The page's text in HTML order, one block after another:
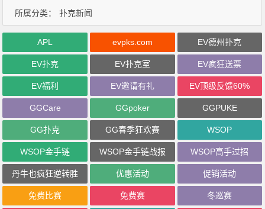
所属分类： 扑克新闻
APL evpks.com EV德州扑克
EV扑克 EV扑克室 EV疯狂送票
EV福利 EV邀请有礼 EV顶级反馈60%
GGCare GGpoker GGPUKE
GG扑克 GG春季狂欢赛 WSOP
WSOP金手链 WSOP金手链战报 WSOP高手过招
丹牛也疯狂逆转胜 优惠活动 促销活动
免费比赛 免费赛 冬巡赛